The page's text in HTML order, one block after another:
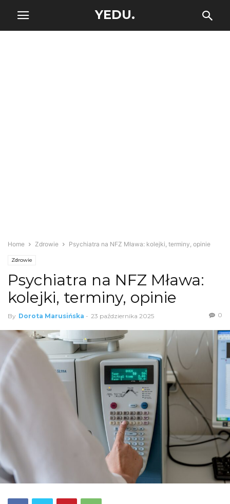
YEDU.
Home Zdrowie Psychiatra na NFZ Mława: kolejki, terminy, opinie
Zdrowie
Psychiatra na NFZ Mława:
kolejki, terminy, opinie
By Dorota Marusińska - 23 października 2025 0